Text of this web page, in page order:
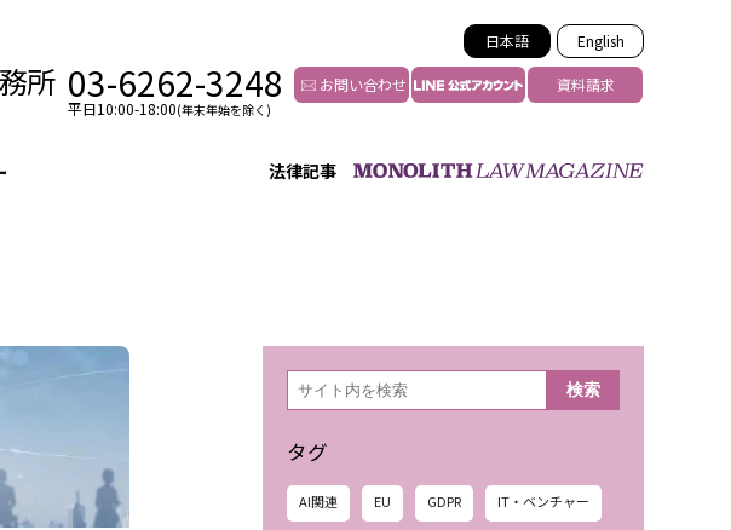
日本語 English
所 03-6262-3248
平日10:00-18:00(年末年始を除く)
お問い合わせ 資料請求
法律記事
誹謗中傷加害者の弁護
リスティング汚染の削除対策
YouTube等SNSのM&A
検
索 検索
タグ
AI関連 EU GDPR IT・ベンチャー